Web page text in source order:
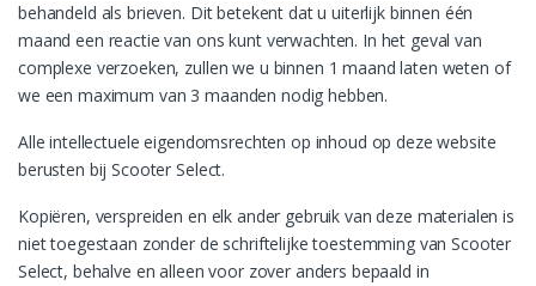
behandeld als brieven. Dit betekent dat u uiterlijk binnen één
maand een reactie van ons kunt verwachten. In het geval van
complexe verzoeken, zullen we u binnen 1 maand laten weten of
we een maximum van 3 maanden nodig hebben.
Alle intellectuele eigendomsrechten op inhoud op deze website
berusten bij Scooter Select.
Kopiëren, verspreiden en elk ander gebruik van deze materialen is
niet toegestaan zonder de schriftelijke toestemming van Scooter
Select, behalve en alleen voor zover anders bepaald in